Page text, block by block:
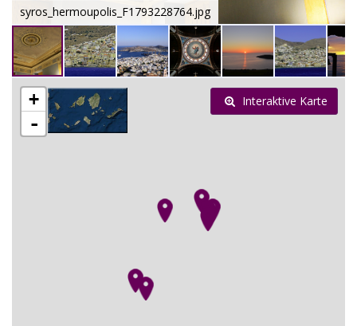
syros_hermoupolis_F1793228764.jpg
+
-
Interaktive Karte